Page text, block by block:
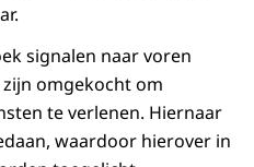
signalen naar voren
omgekocht om
te verlenen. Hiernaar
waardoor hierover in